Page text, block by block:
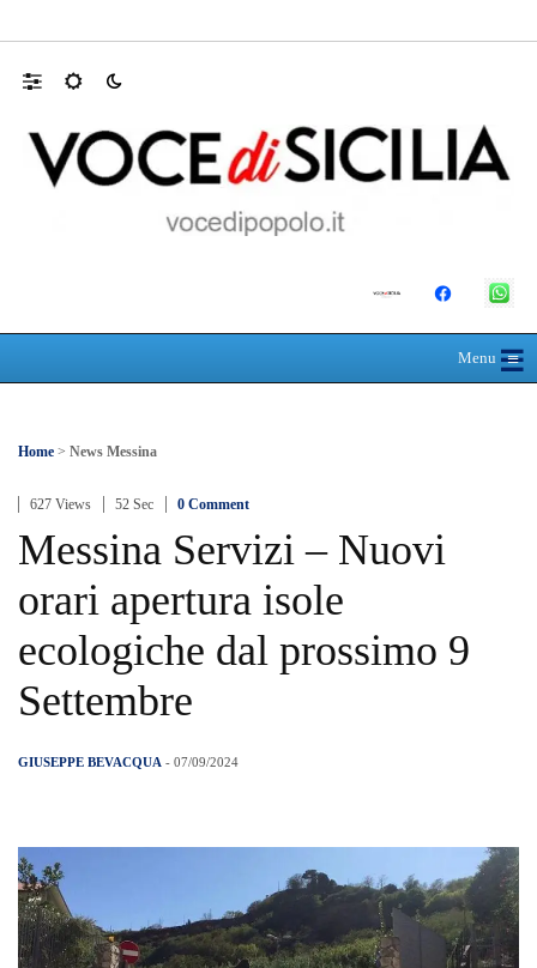
Menu≡
☰
Home > News Messina
627 Views 52 Sec 0 Comment
Messina Servizi – Nuovi
orari apertura isole
ecologiche dal prossimo 9
Settembre
GIUSEPPE BEVACQUA - 07/09/2024